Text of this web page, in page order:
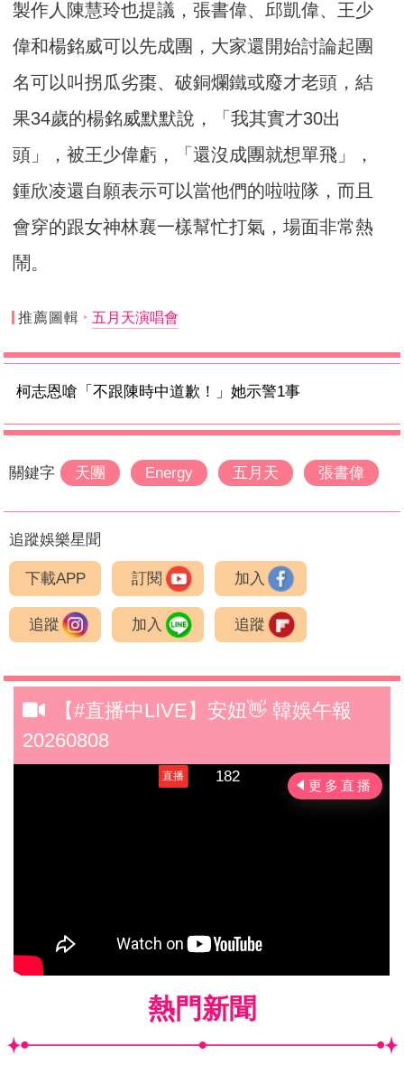
製作人陳慧玲也提議，張書偉、邱凱偉、王少
偉和楊銘威可以先成團，大家還開始討論起團
名可以叫拐瓜劣棗、破銅爛鐵或廢才老頭，結
果34歲的楊銘威默默說，「我其實才30出
頭」，被王少偉虧，「還沒成團就想單飛」，
鍾欣凌還自願表示可以當他們的啦啦隊，而且
會穿的跟女神林襄一樣幫忙打氣，場面非常熱
鬧。
推薦圖輯 五月天演唱會
柯志恩嗆「不跟陳時中道歉！」她示警1事
關鍵字 天團 Energy 五月天 張書偉
追蹤娛樂星聞
下載APP 訂閱 加入
追蹤 加入 追蹤
【#直播中LIVE】安妞👋 韓娛午報
20260808
熱門新聞